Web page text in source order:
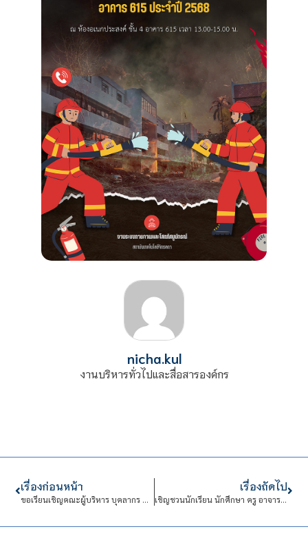
nicha.kul
งานบริหารทั่วไปและสื่อสารองค์กร
เรื่องก่อนหน้า
ขอเรียนเชิญคณะผู้บริหาร บุคลากร นักศึกษา และนักเรียน ร่วมบริจาคโลหิตถวายเป็นพระราชกุศล เฉลิมพระเกียรติ ฯ เนื่องในโอกาสวันคล้ายวันเฉลิมพระชนมพรรษา
เรื่องถัดไป
เชิญชวนนักเรียน นักศึกษา ครู อาจารย์ บุคลากรสถาบัน และบุคคลทั่วไป เยี่ยมชมนิทรรศการ “สำรับของว่างรัชสมัย รัชกาลที่ 5”